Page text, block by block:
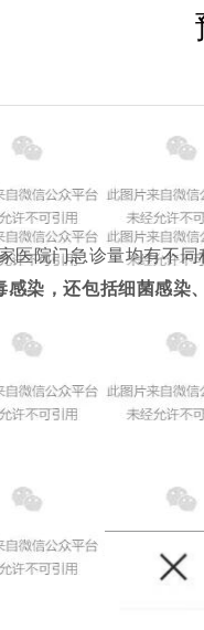
医院门急诊量均有不
感染，还包括细菌感染